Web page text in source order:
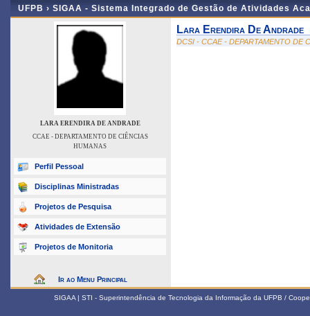
UFPB › SIGAA - Sistema Integrado de Gestão de Atividades
LARA ERENDIRA DE ANDRADE
CCAE - DEPARTAMENTO DE CIÊNCIAS
HUMANAS
Perfil Pessoal
Disciplinas Ministradas
Projetos de Pesquisa
Atividades de Extensão
Projetos de Monitoria
Ir ao Menu Principal
Lara Erendira De Andrade
DCSI - CCAE - DEPARTAMENTO DE
SIGAA | STI - Superintendência de Tecnologia da Informação da UFPB /